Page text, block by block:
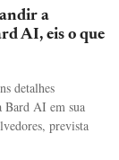
a
AI, eis o que
detalhes
Bard AI em sua
prevista